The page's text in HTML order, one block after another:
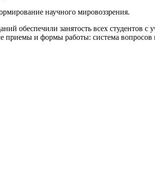
научного мировоззрения.
обеспечили занятость всех студентов с
приемы и формы работы: система